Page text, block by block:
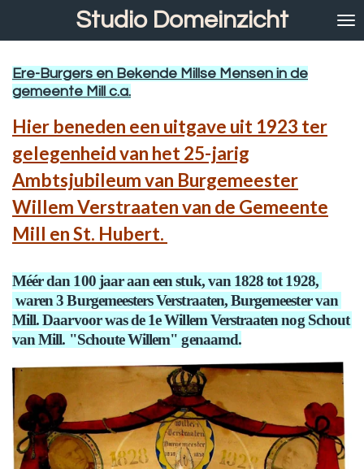
de
hoofdinhoud
Studio Domeinzicht
Ere-Burgers en Bekende Millse Mensen in de
gemeente Mill c.a.
Hier beneden een uitgave uit 1923 ter
gelegenheid van het 25-jarig
Ambtsjubileum van Burgemeester
Willem Verstraaten van de Gemeente
Mill en St. Hubert.
Méér dan 100 jaar aan een stuk,van 1828 tot 1928,
waren 3 Burgemeesters Verstraaten, Burgemeester van
Mill. Daarvoor was de 1e Willem Verstraaten nog Schout
van Mill. "Schoute Willem" genaamd.